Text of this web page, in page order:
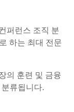
퍼런스 조직 분
하는 최대 전문
의 훈련 및 금융
류됩니다.